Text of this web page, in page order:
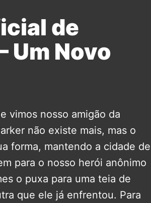
de
Um Novo
vimos nosso amigão da
não existe mais, mas o
forma, mantendo a cidade de
para o nosso herói anônimo
o puxa para uma teia de
que ele já enfrentou. Para